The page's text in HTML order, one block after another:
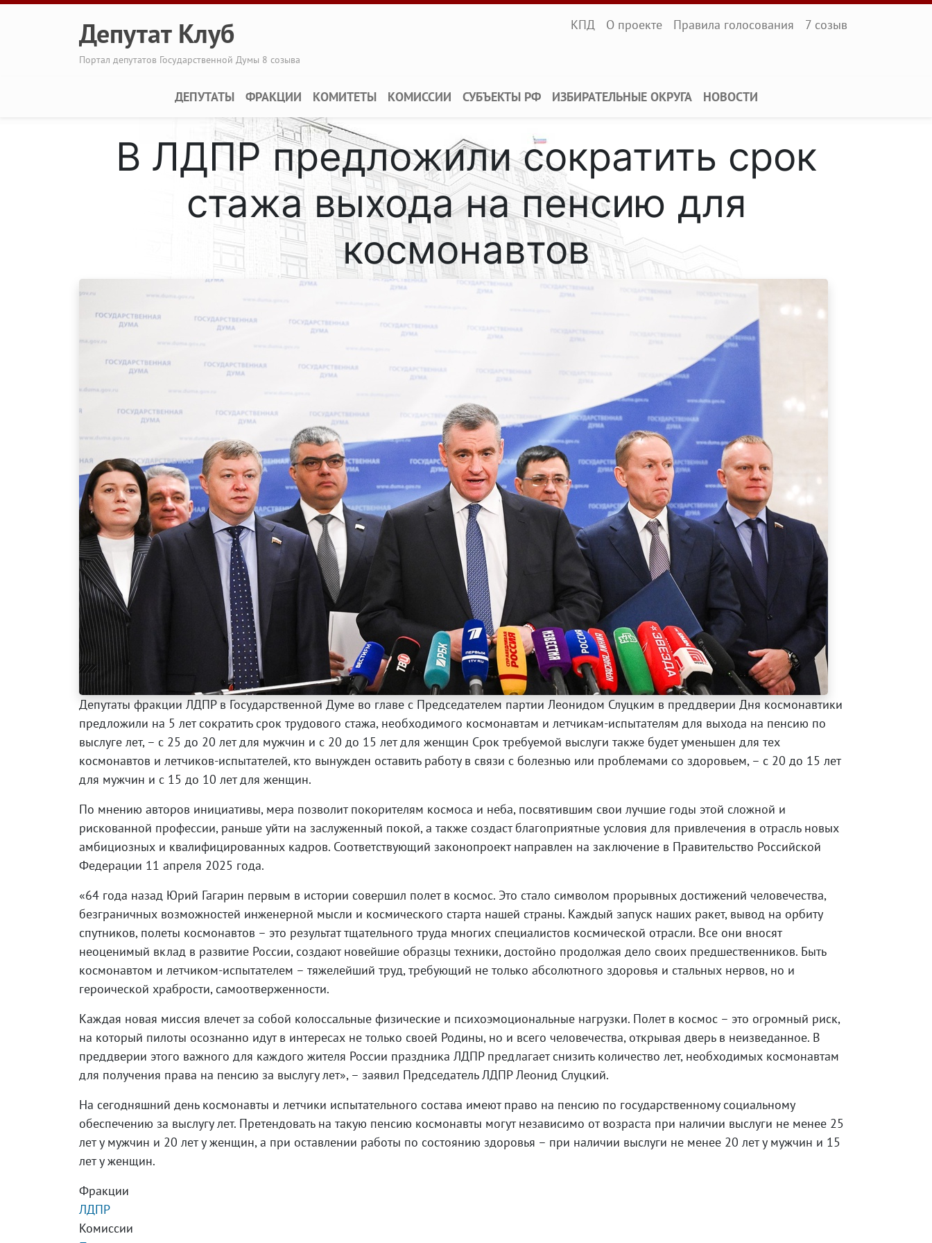
Перейти к основному содержанию
Депутат Клуб
Портал депутатов Государственной Думы 8 созыва
Infopanel
КПД О проекте Правила голосования 7 созыв
Main navigation
ДЕПУТАТЫ ФРАКЦИИ КОМИТЕТЫ КОМИССИИ СУБЪЕКТЫ РФ ИЗБИРАТЕЛЬНЫЕ ОКРУГА НОВОСТИ
В ЛДПР предложили сократить срок
стажа выхода на пенсию для
космонавтов
Депутаты фракции ЛДПР в Государственной Думе во главе с Председателем партии Леонидом Слуцким в преддверии Дня космонавтики
предложили на 5 лет сократить срок трудового стажа, необходимого космонавтам и летчикам-испытателям для выхода на пенсию по
выслуге лет, – с 25 до 20 лет для мужчин и с 20 до 15 лет для женщин Срок требуемой выслуги также будет уменьшен для тех
космонавтов и летчиков-испытателей, кто вынужден оставить работу в связи с болезнью или проблемами со здоровьем, – с 20 до 15 лет
для мужчин и с 15 до 10 лет для женщин.
По мнению авторов инициативы, мера позволит покорителям космоса и неба, посвятившим свои лучшие годы этой сложной и
рискованной профессии, раньше уйти на заслуженный покой, а также создаст благоприятные условия для привлечения в отрасль новых
амбициозных и квалифицированных кадров. Соответствующий законопроект направлен на заключение в Правительство Российской
Федерации 11 апреля 2025 года.
«64 года назад Юрий Гагарин первым в истории совершил полет в космос. Это стало символом прорывных достижений человечества,
безграничных возможностей инженерной мысли и космического старта нашей страны. Каждый запуск наших ракет, вывод на орбиту
спутников, полеты космонавтов – это результат тщательного труда многих специалистов космической отрасли. Все они вносят
неоценимый вклад в развитие России, создают новейшие образцы техники, достойно продолжая дело своих предшественников. Быть
космонавтом и летчиком-испытателем – тяжелейший труд, требующий не только абсолютного здоровья и стальных нервов, но и
героической храбрости, самоотверженности.
Каждая новая миссия влечет за собой колоссальные физические и психоэмоциональные нагрузки. Полет в космос – это огромный риск,
на который пилоты осознанно идут в интересах не только своей Родины, но и всего человечества, открывая дверь в неизведанное. В
преддверии этого важного для каждого жителя России праздника ЛДПР предлагает снизить количество лет, необходимых космонавтам
для получения права на пенсию за выслугу лет», – заявил Председатель ЛДПР Леонид Слуцкий.
На сегодняшний день космонавты и летчики испытательного состава имеют право на пенсию по государственному социальному
обеспечению за выслугу лет. Претендовать на такую пенсию космонавты могут независимо от возраста при наличии выслуги не менее 25
лет у мужчин и 20 лет у женщин, а при оставлении работы по состоянию здоровья – при наличии выслуги не менее 20 лет у мужчин и 15
лет у женщин.
Фракции
ЛДПР
Комиссии